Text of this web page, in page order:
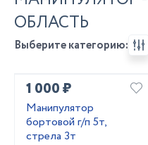
ОБЛАСТЬ
Выберите категорию:
1 000 ₽
Манипулятор
бортовой г/п 5т,
стрела 3т